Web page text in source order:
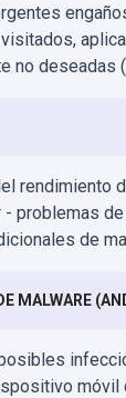
no deseadas
rendimiento
- problemas
de
MALWARE
móvil